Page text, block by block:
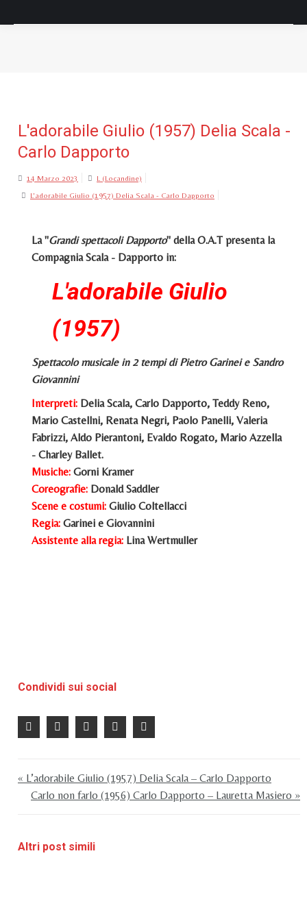
L'adorabile Giulio (1957) Delia Scala -
Carlo Dapporto
14 Marzo 2023 L (Locandine)
L'adorabile Giulio (1957) Delia Scala - Carlo Dapporto
La "Grandi spettacoli Dapporto" della O.A.T presenta la
Compagnia Scala - Dapporto in:
L'adorabile Giulio
(1957)
Spettacolo musicale in 2 tempi di Pietro Garinei e Sandro
Giovannini
Interpreti: Delia Scala, Carlo Dapporto, Teddy Reno,
Mario Castellni, Renata Negri, Paolo Panelli, Valeria
Fabrizzi, Aldo Pierantoni, Evaldo Rogato, Mario Azzella
- Charley Ballet.
Musiche: Gorni Kramer
Coreografie: Donald Saddler
Scene e costumi: Giulio Coltellacci
Regia: Garinei e Giovannini
Assistente alla regia: Lina Wertmuller
Condividi sui social
« L’adorabile Giulio (1957) Delia Scala – Carlo Dapporto
Carlo non farlo (1956) Carlo Dapporto – Lauretta Masiero »
Altri post simili